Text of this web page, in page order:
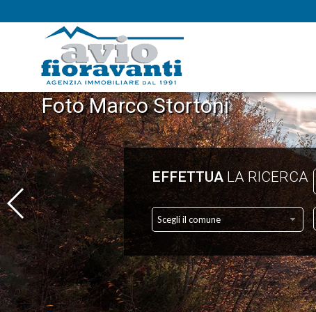
Foto Marco Stortoni
EFFETTUALA RICERCA
Scegli il comune